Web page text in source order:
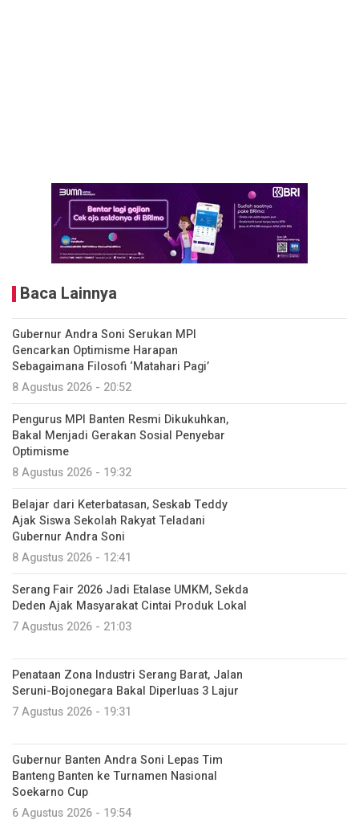
Baca Lainnya
Gubernur Andra Soni Serukan MPI
Gencarkan Optimisme Harapan
Sebagaimana Filosofi ‘Matahari Pagi’
8 Agustus 2026 - 20:52
Pengurus MPI Banten Resmi Dikukuhkan,
Bakal Menjadi Gerakan Sosial Penyebar
Optimisme
8 Agustus 2026 - 19:32
Belajar dari Keterbatasan, Seskab Teddy
Ajak Siswa Sekolah Rakyat Teladani
Gubernur Andra Soni
8 Agustus 2026 - 12:41
Serang Fair 2026 Jadi Etalase UMKM, Sekda
Deden Ajak Masyarakat Cintai Produk Lokal
7 Agustus 2026 - 21:03
Penataan Zona Industri Serang Barat, Jalan
Seruni-Bojonegara Bakal Diperluas 3 Lajur
7 Agustus 2026 - 19:31
Gubernur Banten Andra Soni Lepas Tim
Banteng Banten ke Turnamen Nasional
Soekarno Cup
6 Agustus 2026 - 19:54